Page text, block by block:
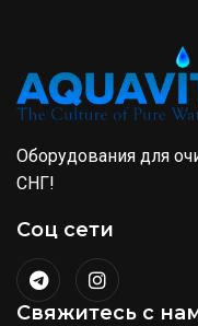
Оборудования для
СНГ!
Соц сети
Свяжитесь с